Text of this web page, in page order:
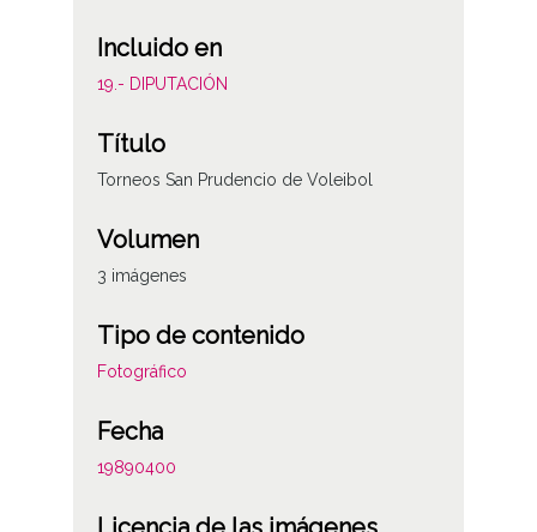
Incluido en
19.- DIPUTACIÓN
Título
Torneos San Prudencio de Voleibol
Volumen
3 imágenes
Tipo de contenido
Fotográfico
Fecha
19890400